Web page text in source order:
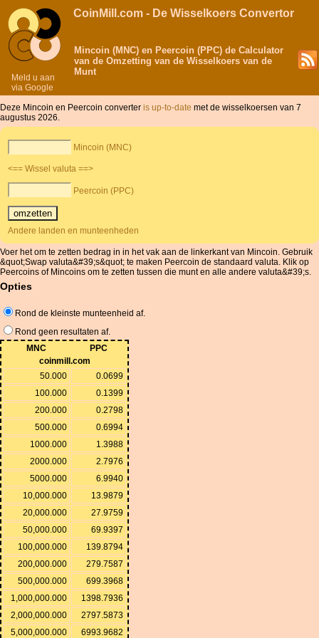
Meld u aan
via Google
CoinMill.com - De Wisselkoers Convertor
Mincoin (MNC) en Peercoin (PPC) de Calculator
van de Omzetting van de Wisselkoers van de
Munt
Deze Mincoin en Peercoin converter is up-to-date met de wisselkoersen van 7
augustus 2026.
Mincoin (MNC)
<== Wissel valuta ==>
Peercoin (PPC)
Andere landen en munteenheden
Voer het om te zetten bedrag in in het vak aan de linkerkant van Mincoin. Gebruik
&quot;Swap valuta&#39;s&quot; te maken Peercoin de standaard valuta. Klik op
Peercoins of Mincoins om te zetten tussen die munt en alle andere valuta&#39;s.
Opties
Rond de kleinste munteenheid af.
Rond geen resultaten af.
MNC
PPC
coinmill.com
50.000
0.0699
100.000
0.1399
200.000
0.2798
500.000
0.6994
1000.000
1.3988
2000.000
2.7976
5000.000
6.9940
10,000.000
13.9879
20,000.000
27.9759
50,000.000
69.9397
100,000.000
139.8794
200,000.000
279.7587
500,000.000
699.3968
1,000,000.000
1398.7936
2,000,000.000
2797.5873
5,000,000.000
6993.9682